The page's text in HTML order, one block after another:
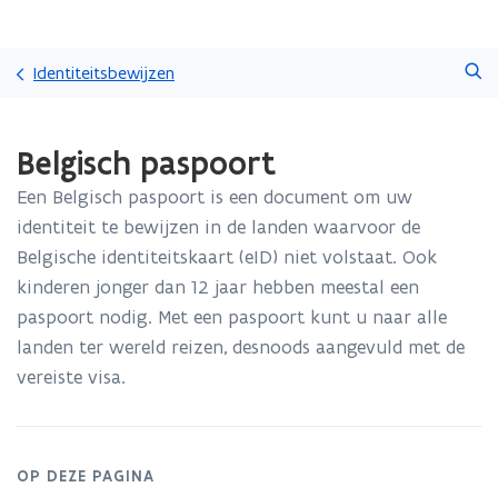
gaan
Identiteitsbewijzen
met
laden.
bevindt
zich
op:
Belgisch
paspoort
Belgisch paspoort
Een Belgisch paspoort is een document om uw
identiteit te bewijzen in de landen waarvoor de
Belgische identiteitskaart (eID) niet volstaat. Ook
kinderen jonger dan 12 jaar hebben meestal een
paspoort nodig. Met een paspoort kunt u naar alle
landen ter wereld reizen, desnoods aangevuld met de
vereiste visa.
OP DEZE PAGINA